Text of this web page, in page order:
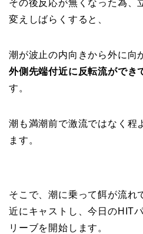
その後反応が無くなった為、
変えしばらくすると、
潮が波止の内向きから外に向
外側先端付近に反転流ができ
す。
潮も満潮前で激流ではなく程
ます。
そこで、潮に乗って餌が流れ
近にキャストし、今日のHIT
リーブを開始します。